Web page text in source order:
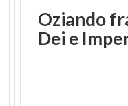
Oziando
Dei e